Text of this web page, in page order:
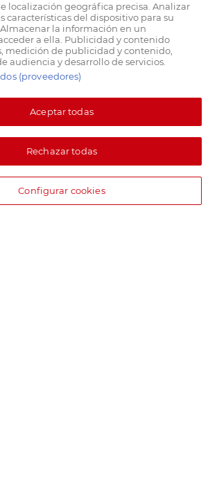
localización geográfica precisa. Analizar
características del dispositivo para su
la información en un
a ella. Publicidad y contenido
medición de publicidad y contenido,
audiencia y desarrollo de servicios.
(proveedores)
Aceptar todas
Rechazar todas
Configurar cookies